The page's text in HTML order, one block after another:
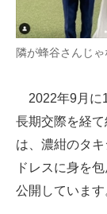
ITエンジニア
企業向けIT製
IT製品の技術
製造業のIT導
モノづくり技
エレクトロニ
隣が蜂谷さんじ
2022年9月に
長期交際を経
は、濃紺のタ
ドレスに身を
公開しています